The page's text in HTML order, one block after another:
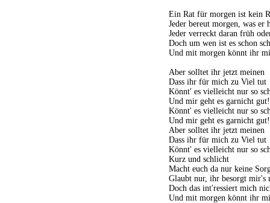
Ein Rat für morgen ist kein
Jeder bereut morgen, was er
Jeder verreckt daran früh
Doch um wen ist es schon
Und mit morgen könnt ihr
Aber solltet ihr jetzt meinen
Dass ihr für mich zu Viel tut
Könnt′ es vielleicht nur so
Und mir geht es garnicht gut!
Könnt' es vielleicht nur so
Und mir geht es garnicht gut!
Aber solltet ihr jetzt meinen
Dass ihr für mich zu Viel tut
Könnt′ es vielleicht nur so
Kurz und schlicht
Macht euch da nur keine
Glaubt nur, ihr besorgt mir's
Doch das int′ressiert mich
Und mit morgen könnt ihr